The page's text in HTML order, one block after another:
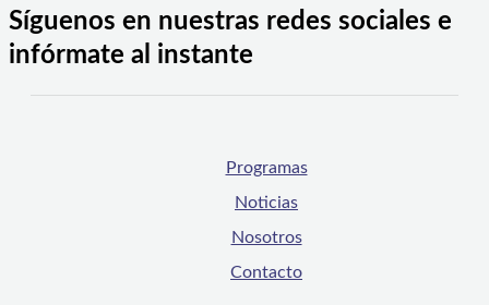
Síguenos en nuestras redes sociales e
infórmate al instante
Programas
Noticias
Nosotros
Contacto